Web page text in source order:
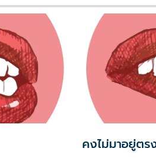
คงไม่มาอยู่ตร